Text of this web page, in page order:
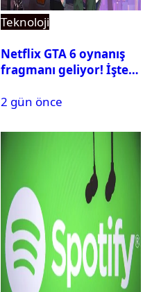
Teknoloji
Netflix GTA 6 oynanış
fragmanı geliyor! İşte
2 gün önce